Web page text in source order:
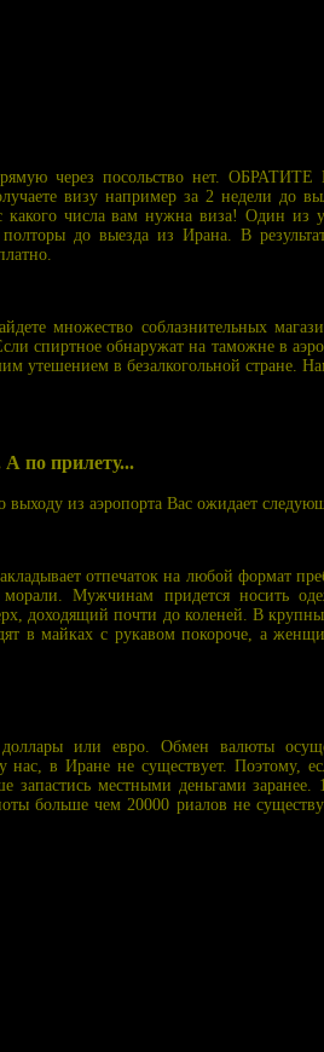
через посольство нет.
визу например за 2 недели до
какого числа вам нужна виза! Один
до выезда из Ирана. В
множество соблазнительных
спиртное обнаружат на таможне в
утешением в безалкогольной стране.
А по прилету...
из аэропорта Вас ожидает
отпечаток на любой формат
морали. Мужчинам придется
доходящий почти до коленей. В
в майках с рукавом покороче, а
или евро. Обмен валюты
нас, в Иране не существует. Поэтому,
запастись местными деньгами заранее.
больше чем 20000 риалов не